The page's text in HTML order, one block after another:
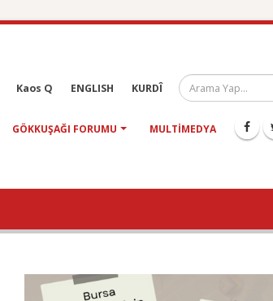
Kaos Q ENGLISH KURDÎ
GÖKKUŞAĞI FORUMU MULTIMEDYA